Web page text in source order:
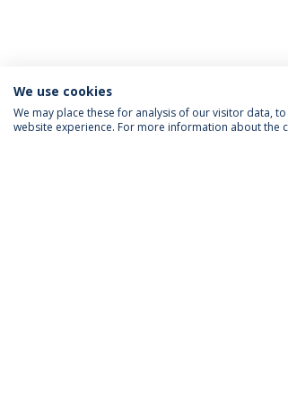
We use cookies
We may place these for analysis of our visitor data,
website experience. For more information about the